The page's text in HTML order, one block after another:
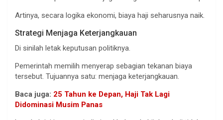
Artinya, secara logika ekonomi, biaya haji seharusnya naik.
Strategi Menjaga Keterjangkauan
Di sinilah letak keputusan politiknya.
Pemerintah memilih menyerap sebagian tekanan biaya
tersebut. Tujuannya satu: menjaga keterjangkauan.
Baca juga: 25 Tahun ke Depan, Haji Tak Lagi
Didominasi Musim Panas